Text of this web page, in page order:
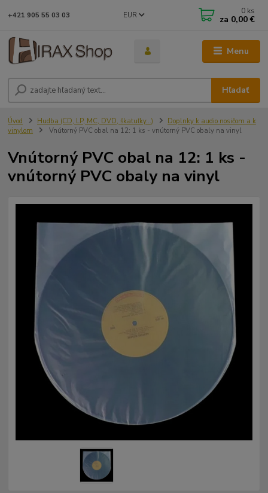
Menu
EUR
Hľadať
+421 905 55 03 03 0 ks
za 0,00 €
Úvod Hudba (CD, LP, MC, DVD, škatuľky...)
Doplnky k audio nosičom a k
vinylom
Vnútorný PVC obal na 12: 1 ks - vnútorný PVC obaly na vinyl
Vnútorný PVC obal na 12: 1 ks -
vnútorný PVC obaly na vinyl